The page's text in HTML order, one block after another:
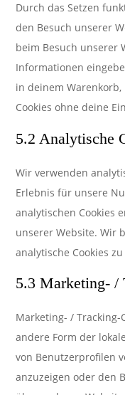
Durch das Setzen
den Besuch unserer
beim Besuch unserer
Informationen
in deinem
Cookies ohne deine
5.2 Analytische
Wir verwenden
Erlebnis für unsere
analytischen Cookies
unserer Website. Wir
analytische Cookies
5.3 Marketing- /
Marketing- / Tracking-
andere Form der
von Benutzerprofilen
anzuzeigen oder den